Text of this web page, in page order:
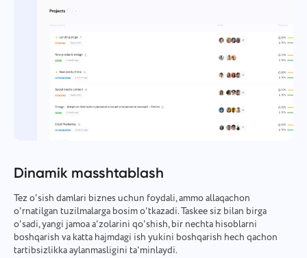
Dinamik masshtablash
Tez o'sish damlari biznes uchun foydali, ammo allaqachon
o'rnatilgan tuzilmalarga bosim o'tkazadi. Taskee siz bilan birga
o'sadi, yangi jamoa a'zolarini qo'shish, bir nechta hisoblarni
boshqarish va katta hajmdagi ish yukini boshqarish hech qachon
tartibsizlikka aylanmasligini ta'minlaydi.